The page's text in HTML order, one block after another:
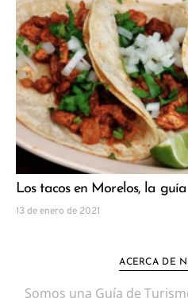
Los tacos en Morelos, la
13 de enero de 2021
ACERCA DE
Somos una Guía de